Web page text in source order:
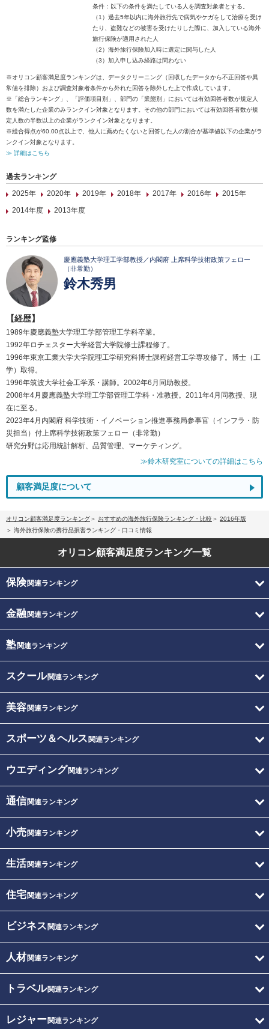
条件：以下の条件を満たしている人を調査対象者とする。
（1）過去5年以内に海外旅行先で病気やケガをして治療を受け
たり、盗難などの被害を受けたりした際に、加入している海外
旅行保険が適用された人
（2）海外旅行保険加入時に選定に関与した人
（3）加入申し込み経路は問わない
※オリコン顧客満足度ランキングは、データクリーニング（回収したデータから不正回答や異
常値を排除）および調査対象者条件から外れた回答を除外した上で作成しています。
※「総合ランキング」、「評価項目別」、部門の「業態別」においては有効回答者数が規定人
数を満たした企業のみランクイン対象となります。その他の部門においては有効回答者数が規
定人数の半数以上の企業がランクイン対象となります。
※総合得点が60.00点以上で、他人に薦めたくないと回答した人の割合が基準値以下の企業がラ
ンクイン対象となります。
≫ 詳細はこちら
過去ランキング
2025年
2020年 2019年 2018年 2017年 2016年
2015年
2014年度
2013年度
ランキング監修
慶應義塾大学理工学部教授／内閣府 上席科学技術政策フェロー
（非常勤）
鈴木秀男
【経歴】
1989年慶應義塾大学理工学部管理工学科卒業。
1992年ロチェスター大学経営大学院修士課程修了。
1996年東京工業大学大学院理工学研究科博士課程経営工学専攻修了。博士（工
学）取得。
1996年筑波大学社会工学系・講師。2002年6月同助教授。
2008年4月慶應義塾大学理工学部管理工学科・准教授。2011年4月同教授、現
在に至る。
2023年4月内閣府 科学技術・イノベーション推進事務局参事官（インフラ・防
災担当）付上席科学技術政策フェロー（非常勤）
研究分野は応用統計解析、品質管理、マーケティング。
≫鈴木研究室についての詳細はこちら
顧客満足度について
オリコン顧客満足度ランキング おすすめの海外旅行保険ランキング・比較
2016年版
海外旅行保険の携行品損害ランキング・口コミ情報
オリコン顧客満足度ランキング一覧
保険関連ランキング
金融関連ランキング
塾関連ランキング
スクール関連ランキング
美容関連ランキング
スポーツ＆ヘルス 関連ランキング
ウエディング関連ランキング
通信関連ランキング
小売関連ランキング
生活関連ランキング
住宅関連ランキング
ビジネス 関連ランキング
人材関連ランキング
トラベル関連ランキング
レジャー関連ランキング